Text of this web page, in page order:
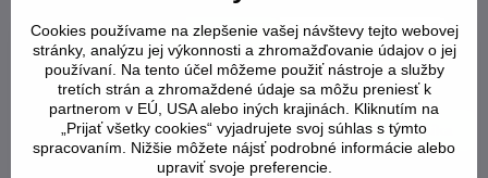
Ficus carica figovník 20/25
NA SKLADE + DARČEK !
MRAZUVZDORNÁ -20°C
! BENEFIT zľava do -25% ÁNO
Na túto rastlinu poskytneme zľavu -20% na pol.kryt
Viď status produktu
185 € Do košíka
Cookies používame na zlepšenie vašej návštevy tejto webovej
stránky, analýzu jej výkonnosti a zhromažďovanie údajov o jej
používaní. Na tento účel môžeme použiť nástroje a služby
tretích strán a zhromaždené údaje sa môžu preniesť k
partnerom v EÚ, USA alebo iných krajinách. Kliknutím na
„Prijať všetky cookies“ vyjadrujete svoj súhlas s týmto
spracovaním. Nižšie môžete nájsť podrobné informácie alebo
upraviť svoje preferencie.